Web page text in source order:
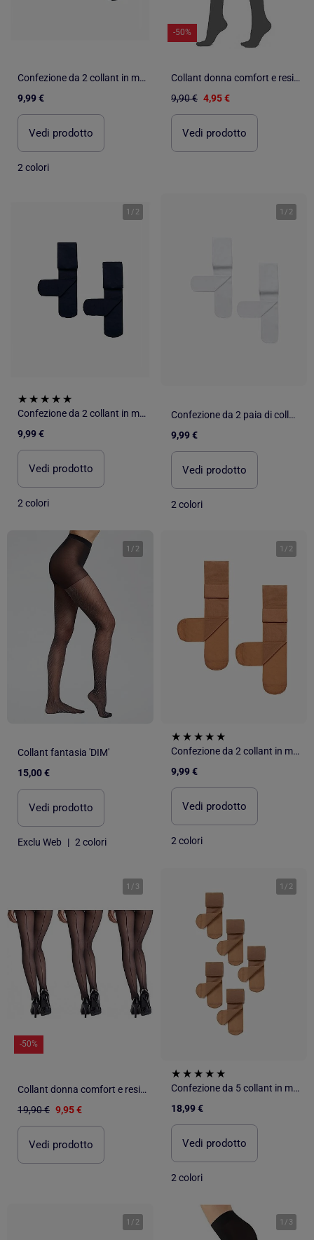
Confezione da 2 collant in microfibra 40den
9,99 €
Vedi prodotto
2 colori
-50%
Collant donna comfort e resistenza DIAMANTINO
9,90 € 4,95 €
Vedi prodotto
1 / 2
Confezione da 2 collant in microfibra 40 denari
9,99 €
Vedi prodotto
2 colori
1 / 2
Confezione da 2 paia di collant in microfibra 40 denari
9,99 €
Vedi prodotto
2 colori
1 / 2
Collant fantasia 'DIM'
15,00 €
Vedi prodotto
Exclu Web | 2 colori
1 / 2
Confezione da 2 collant in microfibra
9,99 €
Vedi prodotto
2 colori
1 / 3
-50%
Collant donna comfort e resistenza DIAMANTINO - Confezione da 3
19,90 € 9,95 €
Vedi prodotto
1 / 2
Confezione da 5 collant in microfibra, velati
18,99 €
Vedi prodotto
2 colori
1 / 2 1 / 3